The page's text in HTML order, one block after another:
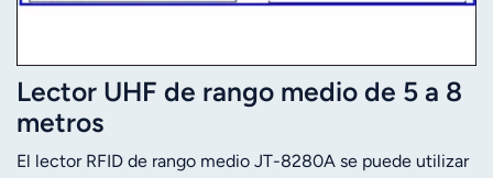
Lector UHF de rango medio de 5 a 8
metros
El lector RFID de rango medio JT-8280A se puede utilizar